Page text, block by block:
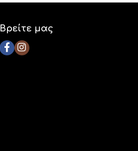
Βρείτε μας